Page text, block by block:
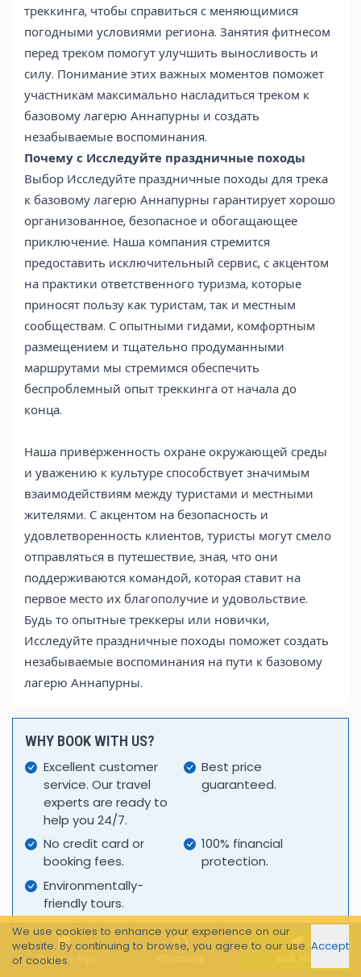
треккинга, чтобы справиться с меняющимися
погодными условиями региона. Занятия фитнесом
перед треком помогут улучшить выносливость и
силу. Понимание этих важных моментов поможет
участникам максимально насладиться треком к
базовому лагерю Аннапурны и создать
незабываемые воспоминания.
Почему с Исследуйте праздничные походы
Выбор Исследуйте праздничные походы для трека
к базовому лагерю Аннапурны гарантирует хорошо
организованное, безопасное и обогащающее
приключение. Наша компания стремится
предоставить исключительный сервис, с акцентом
на практики ответственного туризма, которые
приносят пользу как туристам, так и местным
сообществам. С опытными гидами, комфортным
размещением и тщательно продуманными
маршрутами мы стремимся обеспечить
беспроблемный опыт треккинга от начала до
конца.
Наша приверженность охране окружающей среды
и уважению к культуре способствует значимым
взаимодействиям между туристами и местными
жителями. С акцентом на безопасность и
удовлетворенность клиентов, туристы могут смело
отправляться в путешествие, зная, что они
поддерживаются командой, которая ставит на
первое место их благополучие и удовольствие.
Будь то опытные треккеры или новички,
Исследуйте праздничные походы поможет создать
незабываемые воспоминания на пути к базовому
лагерю Аннапурны.
WHY BOOK WITH US?
Excellent customer
service. Our travel
experts are ready to
help you 24/7.
Best price
guaranteed.
No credit card or
booking fees.
100% financial
protection.
Environmentally-
friendly tours.
Plan my Trip Whatsapp
We use cookies to enhance your experience on our
website. By continuing to browse, you agree to our use
of cookies.
Accept